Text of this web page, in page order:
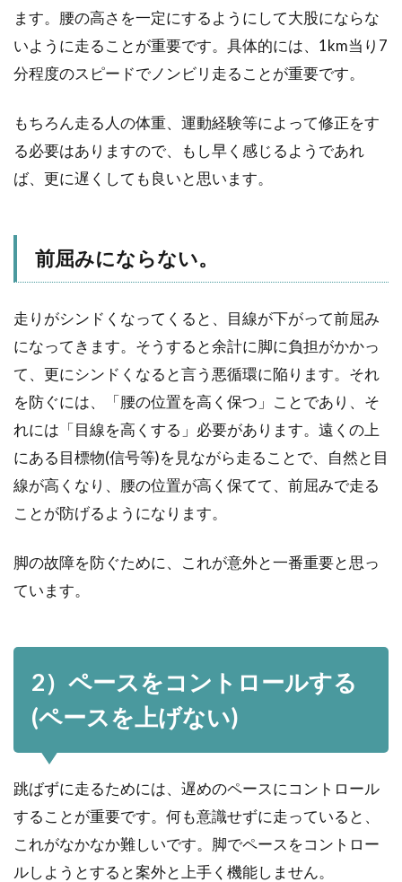
ます。腰の高さを一定にするようにして大股にならな
いように走ることが重要です。具体的には、1km当り7
分程度のスピードでノンビリ走ることが重要です。
もちろん走る人の体重、運動経験等によって修正をす
る必要はありますので、もし早く感じるようであれ
ば、更に遅くしても良いと思います。
前屈みにならない。
走りがシンドくなってくると、目線が下がって前屈み
になってきます。そうすると余計に脚に負担がかかっ
て、更にシンドくなると言う悪循環に陥ります。それ
を防ぐには、「腰の位置を高く保つ」ことであり、そ
れには「目線を高くする」必要があります。遠くの上
にある目標物(信号等)を見ながら走ることで、自然と目
線が高くなり、腰の位置が高く保てて、前屈みで走る
ことが防げるようになります。
脚の故障を防ぐために、これが意外と一番重要と思っ
ています。
2）ペースをコントロールする
(ペースを上げない)
跳ばずに走るためには、遅めのペースにコントロール
することが重要です。何も意識せずに走っていると、
これがなかなか難しいです。脚でペースをコントロー
ルしようとすると案外と上手く機能しません。